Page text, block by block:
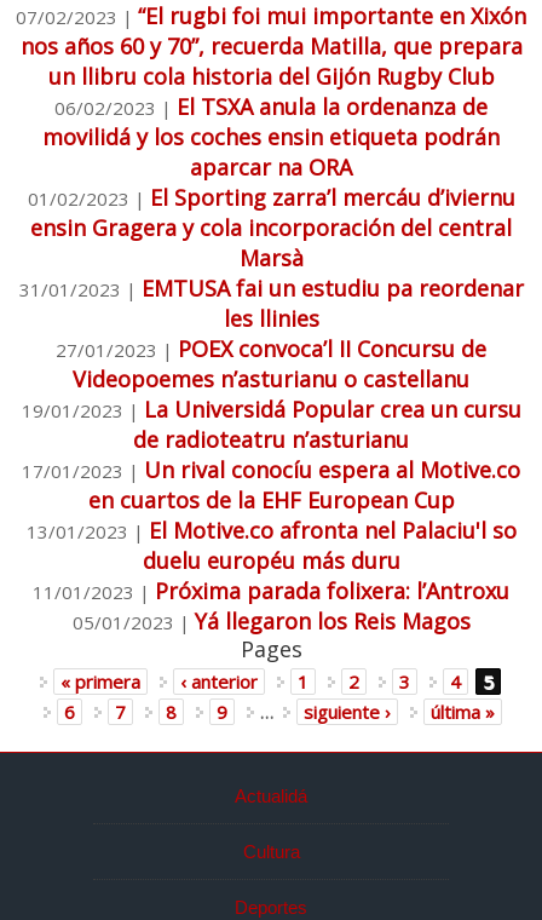
07/02/2023 | “El rugbi foi mui importante en Xixón
nos años 60 y 70”, recuerda Matilla, que prepara
un llibru cola historia del Gijón Rugby Club
06/02/2023 | El TSXA anula la ordenanza de
movilidá y los coches ensin etiqueta podrán
aparcar na ORA
01/02/2023 | El Sporting zarra’l mercáu d’iviernu
ensin Gragera y cola incorporación del central
Marsà
31/01/2023 | EMTUSA fai un estudiu pa reordenar
les llinies
27/01/2023 | POEX convoca’l II Concursu de
Videopoemes n’asturianu o castellanu
19/01/2023 | La Universidá Popular crea un cursu
de radioteatru n’asturianu
17/01/2023 | Un rival conocíu espera al Motive.co
en cuartos de la EHF European Cup
13/01/2023 | El Motive.co afronta nel Palaciu'l so
duelu européu más duru
11/01/2023 | Próxima parada folixera: l’Antroxu
05/01/2023 |Yá llegaron los Reis Magos
Pages
« primera ‹ anterior 1 2 3 4
5
6
7 8 9 … siguiente › última »
Actualidá
Cultura
Deportes